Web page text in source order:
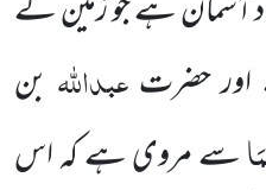
حضرتعبداللہ بن
سے مروی ہے کہ اس